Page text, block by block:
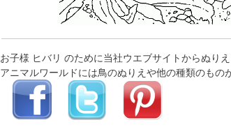
お子様 ヒバリ のために当社ウエブサイトからぬり
アニマルワールドには鳥のぬりえや他の種類のもの